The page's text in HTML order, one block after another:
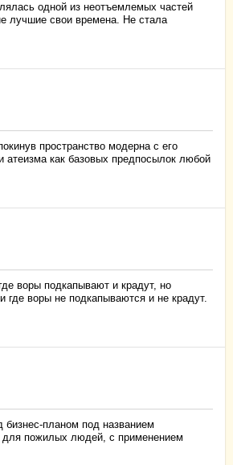
одной из неотъемлемых частей
лучшие свои времена. Не стала
пространство модерна с его
атеизма как базовых предпосылок любой
воры подкапывают и крадут, но
где воры не подкапываются и не крадут.
планом под названием
для пожилых людей, с применением